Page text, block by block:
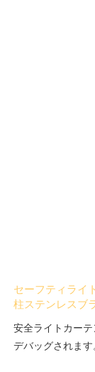
セーフティライ
柱ステンレスブ
安全ライトカー
デバッグされます